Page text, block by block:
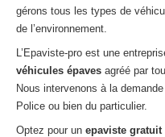
Tous les secteurs
CENTREVHU AGRÉE
Centreagréé VHU
agréé VHU 77 :
gérons tous les types de
de l’environnement.
L’Epaviste-pro est une
véhicules épaves agréé par
Nous intervenons à la
Police ou bien du particulier.
Optez pour un epaviste gratuit